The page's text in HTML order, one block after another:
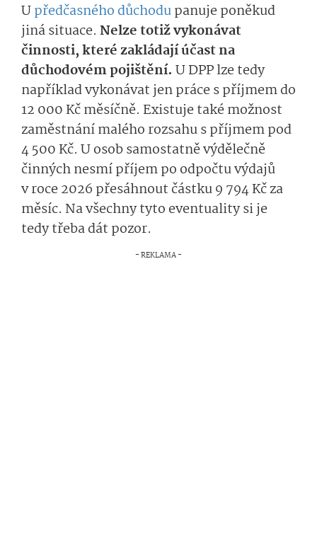
Upředčasného důchodupanuje poněkud
jiná situace. Nelze totiž vykonávat
činnosti, které zakládají účast na
důchodovém pojištění. U DPP lze tedy
například vykonávat jen práce s příjmem do
12 000 Kč měsíčně. Existuje také možnost
zaměstnání malého rozsahu s příjmem pod
4 500 Kč. U osob samostatně výdělečně
činných nesmí příjem po odpočtu výdajů
v roce 2026 přesáhnout částku 9 794 Kč za
měsíc. Na všechny tyto eventuality si je
tedy třeba dát pozor.